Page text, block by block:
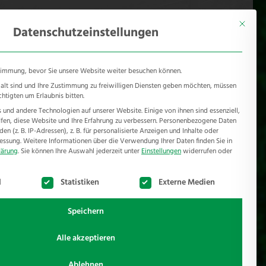
REFERENZEN JOBS NEWSROOM
Mit
Datenschutzeinstellungen
bevor Sie unsere Website weiter besuchen können.
alt sind und Ihre Zustimmung zu freiwilligen Diensten geben möchten, müssen
um Erlaubnis bitten.
andere Technologien auf unserer Website. Einige von ihnen sind essenziell,
diese Website und Ihre Erfahrung zu verbessern. Personenbezogene Daten
(z. B. IP-Adressen), z. B. für personalisierte Anzeigen und Inhalte oder
Weitere Informationen über die Verwendung Ihrer Daten finden Sie in
. Sie können Ihre Auswahl jederzeit unterEinstellungenwiderrufen oder
der Service-Gruppen, für die eine Einwilligung erteilt werden
Statistiken Externe Medien
Speichern
Alle akzeptieren